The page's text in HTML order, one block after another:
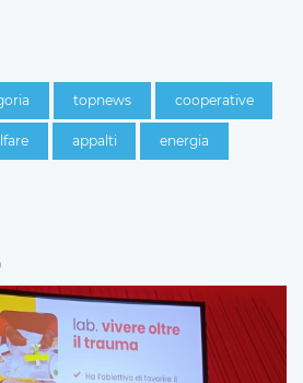
topnews cooperative
appalti energia